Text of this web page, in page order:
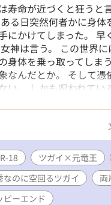
寿命が近づくと狂う
る日突然何者かに身
にかけてしまった。
神は言う。 この世界
身体を乗っ取ってしま
なんだとか。 そして
い。 しかも呪われて
て親友に呪われてしまっ
、子を為すこともで
を受け記憶を持ったま
、転生はできても幸せ
神の祝福を与えてくれ
では幸せを掴み取って
い、魔法のない、人族
ガイと俺の出会いと恋の
18 ツガイ×元竜王
なのに空回るツガイ
両
ピーエンド